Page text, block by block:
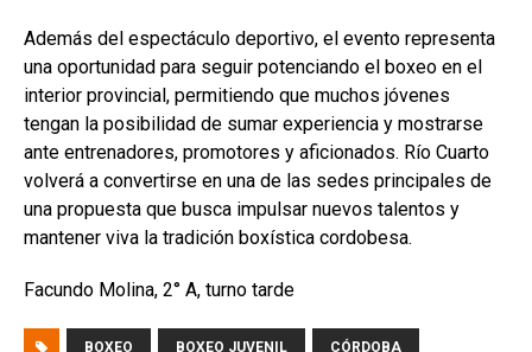
Además del espectáculo deportivo, el evento representa
una oportunidad para seguir potenciando el boxeo en el
interior provincial, permitiendo que muchos jóvenes
tengan la posibilidad de sumar experiencia y mostrarse
ante entrenadores, promotores y aficionados. Río Cuarto
volverá a convertirse en una de las sedes principales de
una propuesta que busca impulsar nuevos talentos y
mantener viva la tradición boxística cordobesa.
Facundo Molina, 2° A, turno tarde
BOXEO BOXEO JUVENIL CÓRDOBA